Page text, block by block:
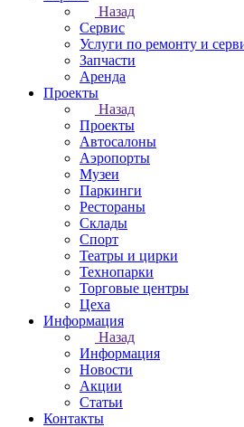
Назад
Сервис
Услуги по ремонту и
Запчасти
Аренда
Проекты
Назад
Проекты
Автосалоны
Аэропорты
Музеи
Паркинги
Рестораны
Склады
Спорт
Театры и цирки
Технопарки
Торговые центры
Цеха
Информация
Назад
Информация
Новости
Акции
Статьи
Контакты